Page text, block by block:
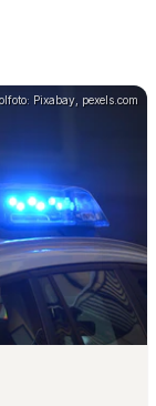
Pixabay, pexels.com